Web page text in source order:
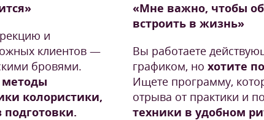
и
клиентов —
бровями.
методы
колористики,
подготовки.
«Мне важно, чтобы
встроить в жизнь»
Вы работаете
графиком, но хотите
Ищете программу,
отрыва от практики и
техники в удобном